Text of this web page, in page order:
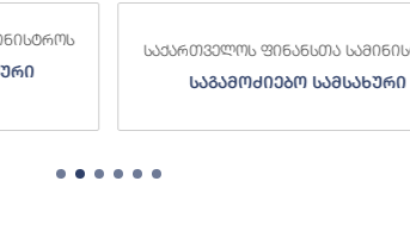
საქართველოს ფინანსთა
საგამოძიებო სამსახური